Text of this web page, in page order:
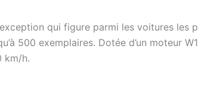
qui figure parmi les voitures les
500 exemplaires. Dotée d’un moteur
km/h.